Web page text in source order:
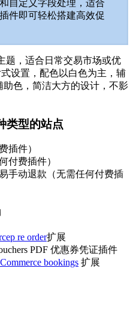
自定义字段处理，适合
件即可轻松搭建高效促
题，适合日常交易市场或优
设置，配色以白色为主，辅
色，简洁大方的设计，不影
类型的站点
插件）
付费插件）
手动退款（无需任何付费插
re order扩展
PDF 优惠券凭证插件
bookings 扩展